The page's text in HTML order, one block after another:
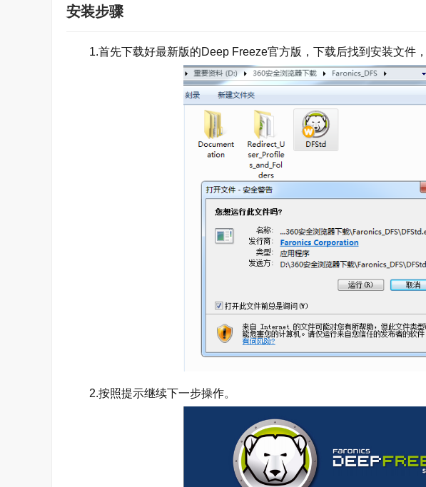
安装步骤
1.首先下载好最新版的Deep Freeze官方版，下载后找到安装文件，
2.按照提示继续下一步操作。